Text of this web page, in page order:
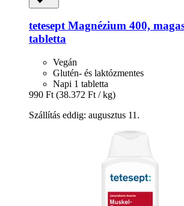
teteseptMagnézium 400,
tabletta
Vegán
Glutén- és laktózmentes
Napi 1 tabletta
990 Ft (38.372 Ft / kg)
Szállítás eddig: augusztus 11.